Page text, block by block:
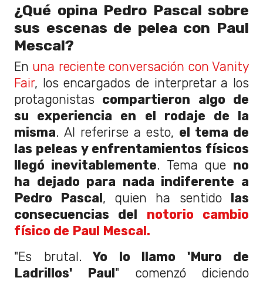
¿Qué opina Pedro Pascal sobre
sus escenas de pelea con Paul
Mescal?
En una reciente conversación con Vanity
Fair, los encargados de interpretar a los
protagonistas compartieron algo de
su experiencia en el rodaje de la
misma. Al referirse a esto, el tema de
las peleas y enfrentamientos físicos
llegó inevitablemente. Tema que no
ha dejado para nada indiferente a
Pedro Pascal, quien ha sentido las
consecuencias del notorio cambio
físico de Paul Mescal.
"Es brutal. Yo lo llamo 'Muro de
Ladrillos' Paul" comenzó diciendo